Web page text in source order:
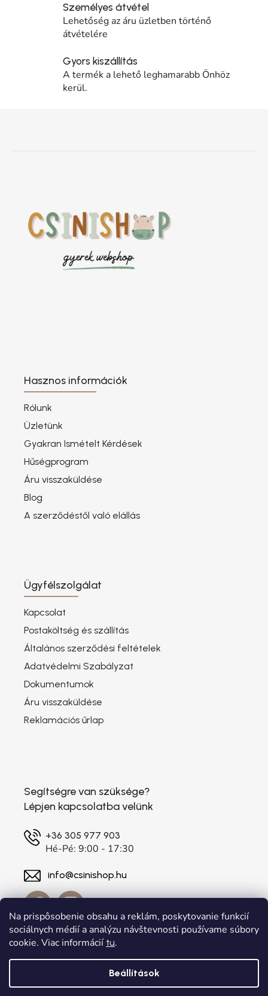
Na prispôsobenie obsahu a reklám, poskytovanie funkcií
sociálnych médií a analýzu návštevnosti používame súbory
cookie. Viac informácií tu.
Beállítások
Személyes átvétel
Lehetőség az áru üzletben történő
átvételére
Gyors kiszállítás
A termék a lehető leghamarabb Önhöz
kerül.
Hasznos információk
Rólunk
Üzletünk
Gyakran Ismételt Kérdések
Hűségprogram
Áru visszaküldése
Blog
A szerződéstől való elállás
Ügyfélszolgálat
Kapcsolat
Postaköltség és szállítás
Általános szerződési feltételek
Adatvédelmi Szabályzat
Dokumentumok
Áru visszaküldése
Reklamációs űrlap
Segítségre van szüksége?
Lépjen kapcsolatba velünk
+36 305 977 903
Hé-Pé: 9:00 - 17:30
info@csinishop.hu